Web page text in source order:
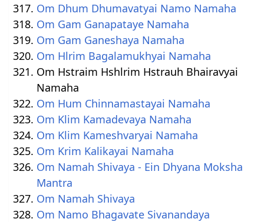
Om Dhum Dhumavatyai Namo Namaha
Om Gam Ganapataye Namaha
Om Gam Ganeshaya Namaha
Om Hlrim Bagalamukhyai Namaha
Om Hstraim Hshlrim Hstrauh Bhairavyai
Namaha
Om Hum Chinnamastayai Namaha
Om Klim Kamadevaya Namaha
Om Klim Kameshvaryai Namaha
Om Krim Kalikayai Namaha
Om Namah Shivaya - Ein Dhyana Moksha
Mantra
Om Namah Shivaya
Om Namo Bhagavate Sivanandaya